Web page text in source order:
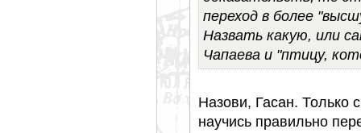
переход в более
Назвать какую, или
Чапаева и "птицу,
Назови, Гасан. Только
научись правильно